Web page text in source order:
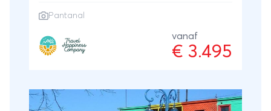
Pantanal
vanaf
€ 3.495